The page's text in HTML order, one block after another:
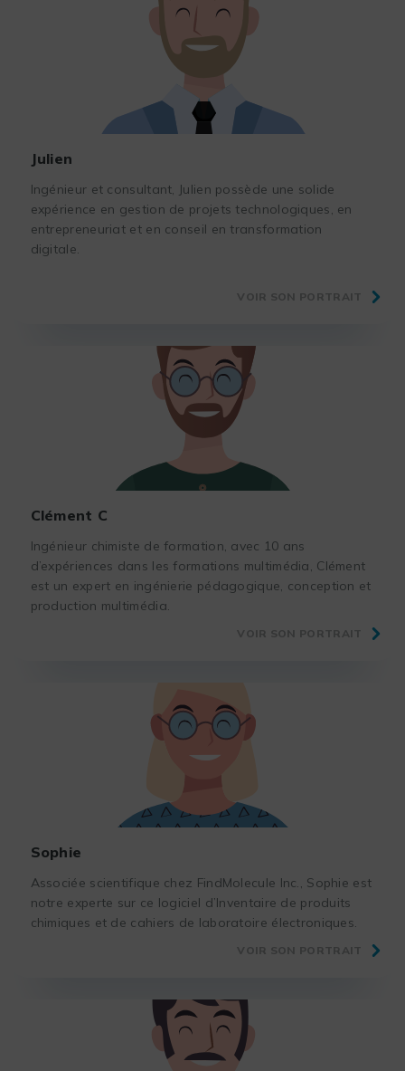
Julien
Ingénieur et consultant, Julien possède une solide
expérience en gestion de projets technologiques, en
entrepreneuriat et en conseil en transformation
digitale.
VOIR SON PORTRAIT
Clément C
Ingénieur chimiste de formation, avec 10 ans
d’expériences dans les formations multimédia, Clément
est un expert en ingénierie pédagogique, conception et
production multimédia.
VOIR SON PORTRAIT
Sophie
Associée scientifique chez FindMolecule Inc., Sophie est
notre experte sur ce logiciel d’Inventaire de produits
chimiques et de cahiers de laboratoire électroniques.
VOIR SON PORTRAIT